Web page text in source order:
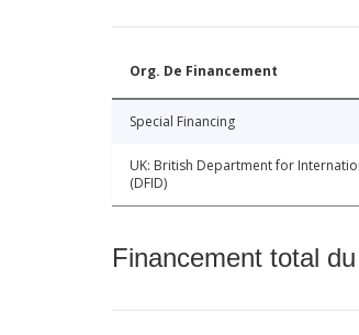
Org. De Financement
Special Financing
UK: British Department for
(DFID)
Financement total